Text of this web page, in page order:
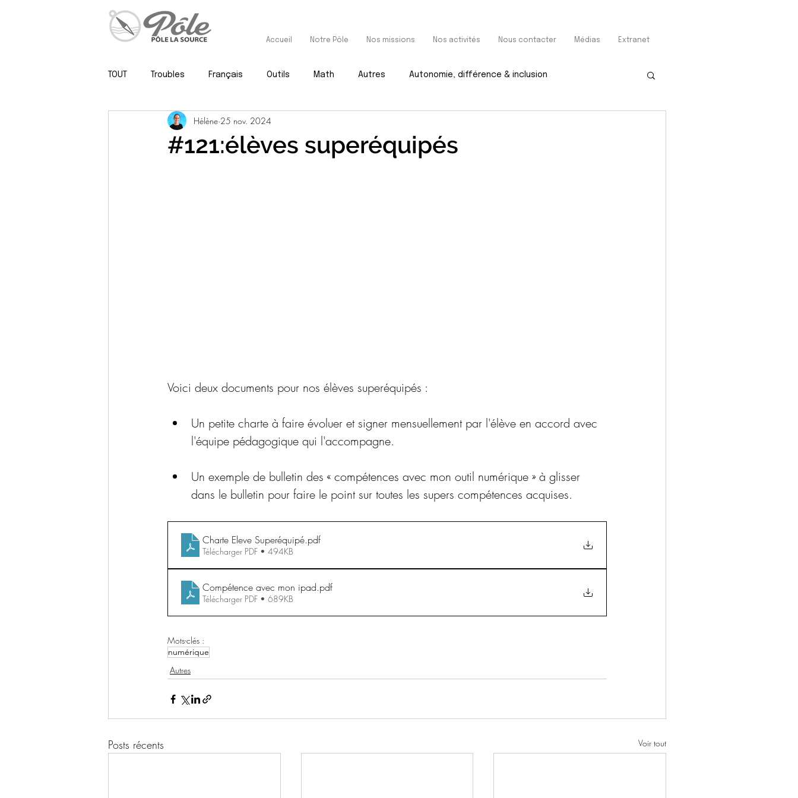
Accueil Notre Pôle Nos missions Nos activités Nous contacter Médias Extranet
TOUT Troubles Français Outils Math Autres Autonomie, différence & inclusion
Psy, neuropsy & méthodo
#121:élèves superéquipés
Hélène 25 nov. 2024
Voici deux documents pour nos élèves superéquipés :
Un petite charte à faire évoluer et signer mensuellement par l'élève en accord avec
l'équipe pédagogique qui l'accompagne.
Un exemple de bulletin des « compétences avec mon outil numérique » à glisser
dans le bulletin pour faire le point sur toutes les supers compétences acquises.
Charte Eleve Superéquipé.pdf
Télécharger PDF • 494KB
Compétence avec mon ipad.pdf
Télécharger PDF • 689KB
Mots-clés :
numérique
Autres
Posts récents Voir tout